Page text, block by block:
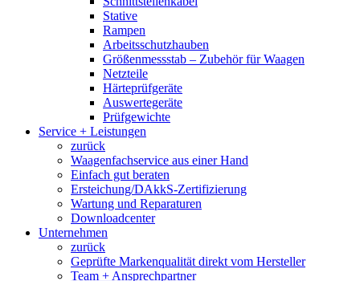
Stative
Rampen
Arbeitsschutzhauben
Größenmessstab – Zubehör für Waagen
Netzteile
Härteprüfgeräte
Auswertegeräte
Prüfgewichte
Service + Leistungen
zurück
Waagenfachservice aus einer Hand
Einfach gut beraten
Ersteichung/DAkkS-Zertifizierung
Wartung und Reparaturen
Downloadcenter
Unternehmen
zurück
Geprüfte Markenqualität direkt vom Hersteller
Team + Ansprechpartner